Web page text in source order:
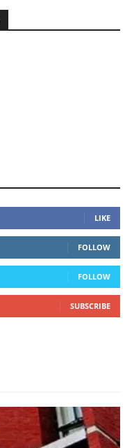
LIKE
FOLLOW
FOLLOW
SUBSCRIBE
More